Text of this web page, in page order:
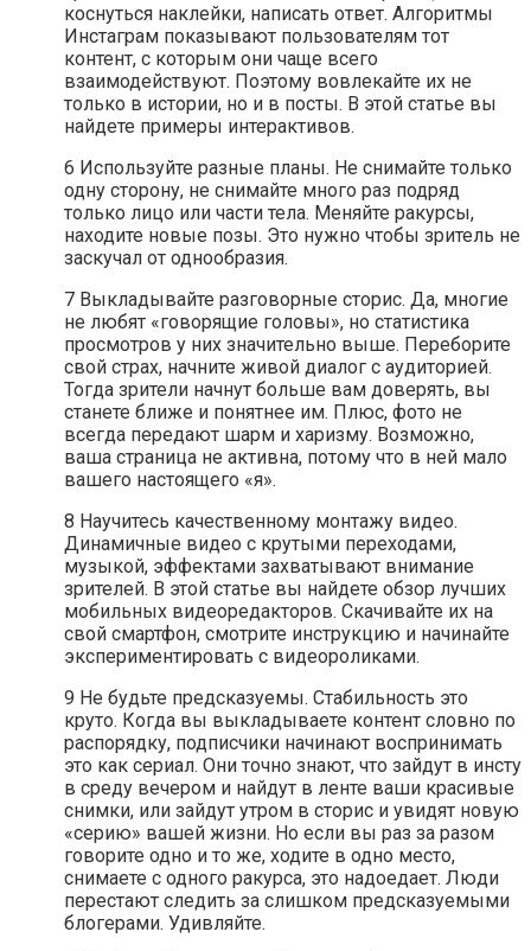
коснуться наклейки, написать ответ. Алгоритмы
Инстаграм показывают пользователям тот
контент, с которым они чаще всего
взаимодействуют. Поэтому вовлекайте их не
только в истории, но и в посты. В этой статье вы
найдете примеры интерактивов.
6 Используйте разные планы. Не снимайте только
одну сторону, не снимайте много раз подряд
только лицо или части тела. Меняйте ракурсы,
находите новые позы. Это нужно чтобы зритель не
заскучал от однообразия.
7 Выкладывайте разговорные сторис. Да, многие
не любят «говорящие головы», но статистика
просмотров у них значительно выше. Переборите
свой страх, начните живой диалог с аудиторией.
Тогда зрители начнут больше вам доверять, вы
станете ближе и понятнее им. Плюс, фото не
всегда передают шарм и харизму. Возможно,
ваша страница не активна, потому что в ней мало
вашего настоящего «я».
8 Научитесь качественному монтажу видео.
Динамичные видео с крутыми переходами,
музыкой, эффектами захватывают внимание
зрителей. В этой статье вы найдете обзор лучших
мобильных видеоредакторов. Скачивайте их на
свой смартфон, смотрите инструкцию и начинайте
экспериментировать с видеороликами.
9 Не будьте предсказуемы. Стабильность это
круто. Когда вы выкладываете контент словно по
распорядку, подписчики начинают воспринимать
это как сериал. Они точно знают, что зайдут в инсту
в среду вечером и найдут в ленте ваши красивые
снимки, или зайдут утром в сторис и увидят новую
«серию» вашей жизни. Но если вы раз за разом
говорите одно и то же, ходите в одно место,
снимаете с одного ракурса, это надоедает. Люди
перестают следить за слишком предсказуемыми
блогерами. Удивляйте.